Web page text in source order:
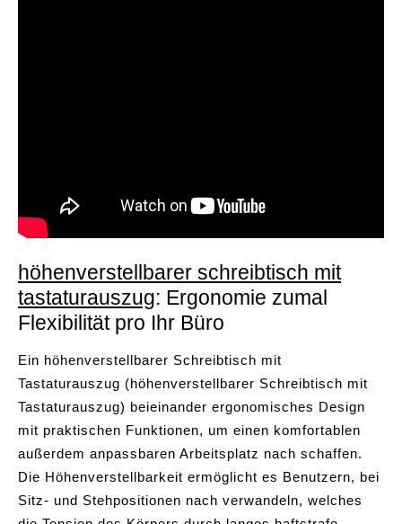
höhenverstellbarer schreibtisch mit
tastaturauszug: Ergonomie zumal
Flexibilität pro Ihr Büro
Ein höhenverstellbarer Schreibtisch mit
Tastaturauszug (höhenverstellbarer Schreibtisch mit
Tastaturauszug) beieinander ergonomisches Design
mit praktischen Funktionen, um einen komfortablen
außerdem anpassbaren Arbeitsplatz nach schaffen.
Die Höhenverstellbarkeit ermöglicht es Benutzern, bei
Sitz- und Stehpositionen nach verwandeln, welches